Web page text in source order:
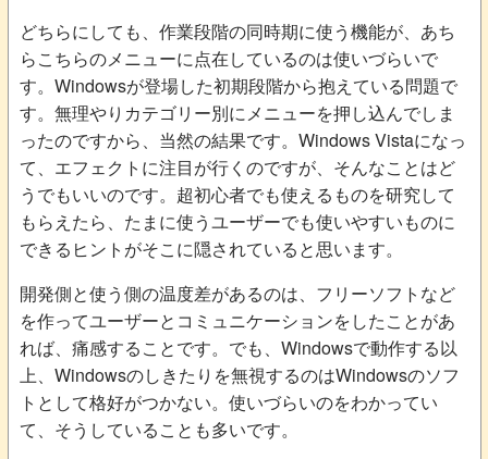
どちらにしても、作業段階の同時期に使う機能が、あち
らこちらのメニューに点在しているのは使いづらいで
す。Windowsが登場した初期段階から抱えている問題で
す。無理やりカテゴリー別にメニューを押し込んでしま
ったのですから、当然の結果です。Windows Vistaになっ
て、エフェクトに注目が行くのですが、そんなことはど
うでもいいのです。超初心者でも使えるものを研究して
もらえたら、たまに使うユーザーでも使いやすいものに
できるヒントがそこに隠されていると思います。
開発側と使う側の温度差があるのは、フリーソフトなど
を作ってユーザーとコミュニケーションをしたことがあ
れば、痛感することです。でも、Windowsで動作する以
上、Windowsのしきたりを無視するのはWindowsのソフ
トとして格好がつかない。使いづらいのをわかってい
て、そうしていることも多いです。